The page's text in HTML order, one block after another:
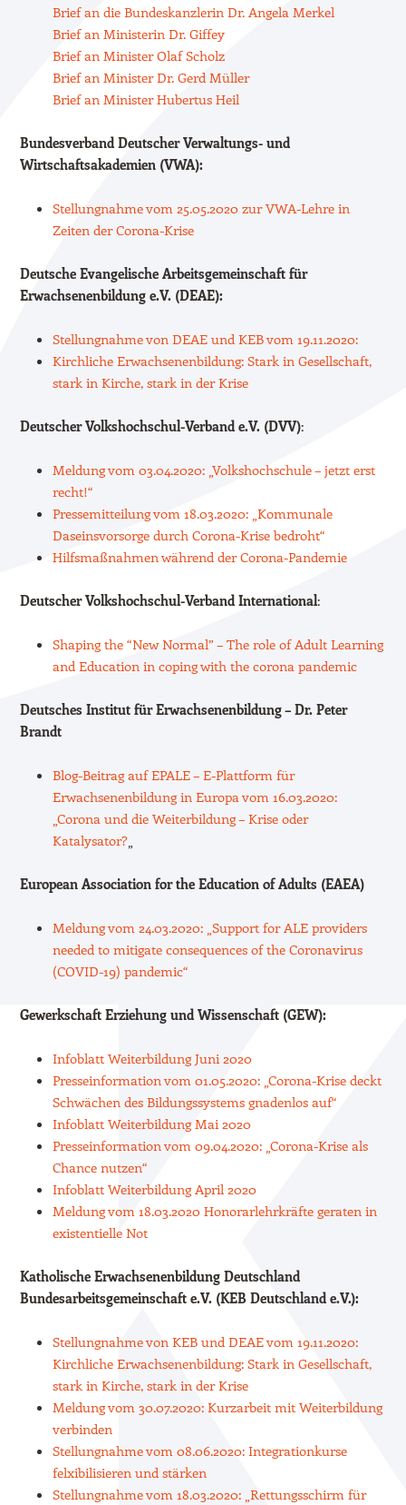
Brief an die Bundeskanzlerin Dr. Angela Merkel
Brief an Ministerin Dr. Giffey
Brief an Minister Olaf Scholz
Brief an Minister Dr. Gerd Müller
Brief an Minister Hubertus Heil
Bundesverband Deutscher Verwaltungs- und
Wirtschaftsakademien (VWA):
Stellungnahme vom 25.05.2020 zur VWA-Lehre in
Zeiten der Corona-Krise
Deutsche Evangelische Arbeitsgemeinschaft für
Erwachsenenbildung e.V. (DEAE):
Stellungnahme von DEAE und KEB vom 19.11.2020:
Kirchliche Erwachsenenbildung: Stark in Gesellschaft,
stark in Kirche, stark in der Krise
Deutscher Volkshochschul-Verband e.V. (DVV):
Meldung vom 03.04.2020: „Volkshochschule – jetzt erst
recht!“
Pressemitteilung vom 18.03.2020: „Kommunale
Daseinsvorsorge durch Corona-Krise bedroht“
Hilfsmaßnahmen während der Corona-Pandemie
Deutscher Volkshochschul-Verband International:
Shaping the “New Normal” – The role of Adult Learning
and Education in coping with the corona pandemic
Deutsches Institut für Erwachsenenbildung – Dr. Peter
Brandt
Blog-Beitrag auf EPALE – E-Plattform für
Erwachsenenbildung in Europavom 16.03.2020:
„Corona und die Weiterbildung – Krise oder
Katalysator?„
European Association for the Education of Adults (EAEA)
Meldung vom 24.03.2020: „Support for ALE providers
needed to mitigate consequences of the Coronavirus
(COVID-19) pandemic“
Gewerkschaft Erziehung und Wissenschaft (GEW):
Infoblatt Weiterbildung Juni 2020
Presseinformation vom 01.05.2020: „Corona-Krise deckt
Schwächen des Bildungssystems gnadenlos auf“
Infoblatt Weiterbildung Mai 2020
Presseinformation vom 09.04.2020: „Corona-Krise als
Chance nutzen“
Infoblatt Weiterbildung April 2020
Meldung vom 18.03.2020 Honorarlehrkräfte geraten in
existentielle Not
Katholische Erwachsenenbildung Deutschland
Bundesarbeitsgemeinschaft e.V. (KEB Deutschland e.V.):
Stellungnahme von KEB und DEAE vom 19.11.2020:
Kirchliche Erwachsenenbildung: Stark in Gesellschaft,
stark in Kirche, stark in der Krise
Meldung vom 30.07.2020: Kurzarbeit mit Weiterbildung
verbinden
Stellungnahme vom 08.06.2020: Integrationkurse
felxibilisieren und stärken
Stellungnahme vom 18.03.2020: „Rettungsschirm für